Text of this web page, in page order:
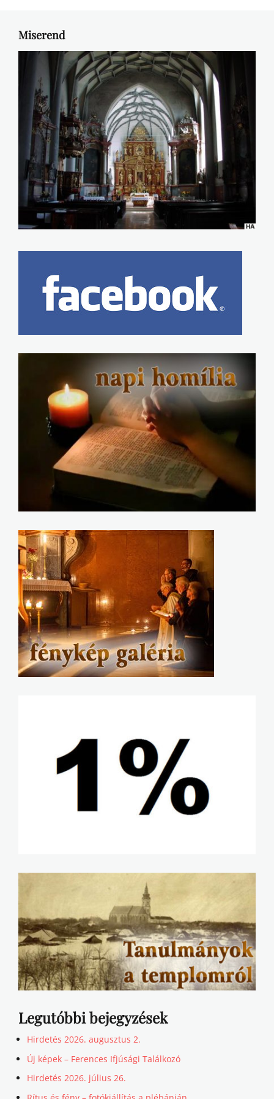
Miserend
Legutóbbi bejegyzések
Hirdetés 2026. augusztus 2.
Új képek – Ferences Ifjúsági Találkozó
Hirdetés 2026. július 26.